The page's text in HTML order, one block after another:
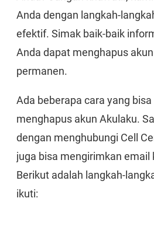
Anda dengan langkah-
efektif. Simak baik-baik
Anda dapat menghapus
permanen.
Ada beberapa cara yang
menghapus akun Akulaku.
dengan menghubungi Cell
juga bisa mengirimkan email
Berikut adalah langkah-
ikuti: